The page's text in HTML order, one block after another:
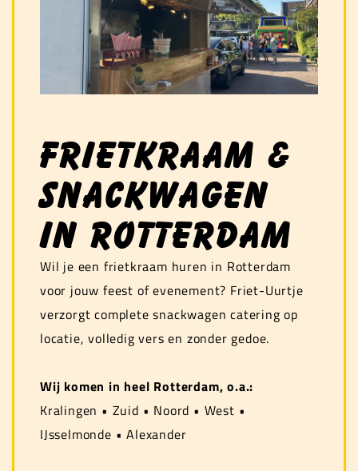
Frietkraam &
snackwagen
in Rotterdam
Wil je een frietkraam huren in Rotterdam
voor jouw feest of evenement? Friet-Uurtje
verzorgt complete snackwagen catering op
locatie, volledig vers en zonder gedoe.
Wij komen in heel Rotterdam, o.a.:
Kralingen • Zuid • Noord • West •
IJsselmonde • Alexander